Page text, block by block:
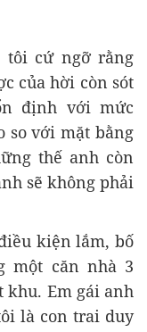
tôi cứ ngỡ rằng
của hời còn sót
định với mức
so với mặt bằng
thế anh còn
sẽ không phải
kiện lắm, bố
một căn nhà 3
khu. Em gái anh
là con trai duy